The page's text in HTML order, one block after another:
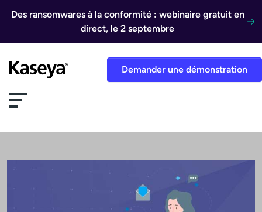
Des ransomwares à la conformité : webinaire gratuit en
direct, le 2 septembre
Demander une démonstration